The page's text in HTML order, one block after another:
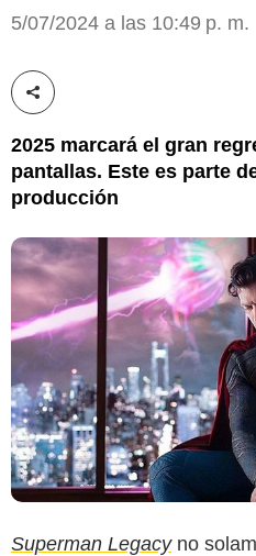
5/07/2024 a las 10:49 p. m.
Compartir esta noticia
2025 marcará el gran
pantallas. Este es parte
producción
Superman Legacy no